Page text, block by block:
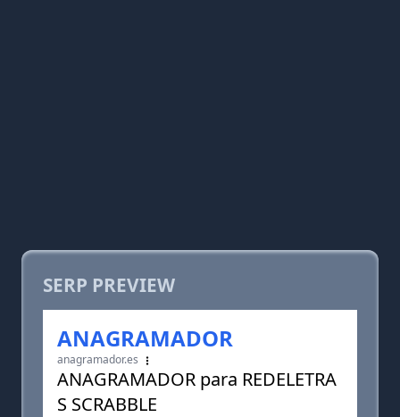
SERP PREVIEW
ANAGRAMADOR
anagramador.es
ANAGRAMADOR para REDELETRA
S SCRABBLE